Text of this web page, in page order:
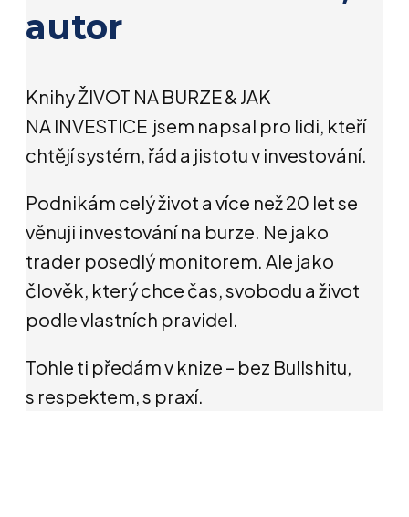
autor
Knihy ŽIVOT NA BURZE & JAK
NA INVESTICE jsem napsal pro lidi, kteří
chtějí systém, řád a jistotu v investování.
Podnikám celý život a více než 20 let se
věnuji investování na burze. Ne jako
trader posedlý monitorem. Ale jako
člověk, který chce čas, svobodu a život
podle vlastních pravidel.
Tohle ti předám v knize – bez Bullshitu,
s respektem, s praxí.